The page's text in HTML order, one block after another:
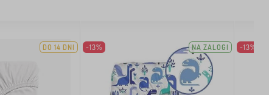
DO 14 DNI -13% NA ZALOGI -13%